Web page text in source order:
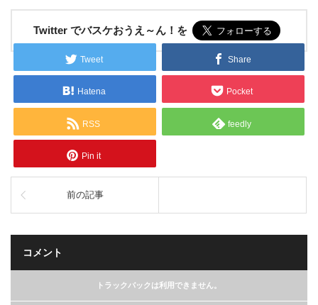
Twitter でバスケおうえ～ん！を
Tweet Share
Hatena Pocket
RSS feedly
Pin it
前の記事
コメント
トラックバックは利用できません。